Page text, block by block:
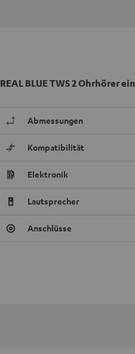
REAL BLUE TWS 2 Ohrhörer
Abmessungen
Kompatibilität
Elektronik
Lautsprecher
Anschlüsse